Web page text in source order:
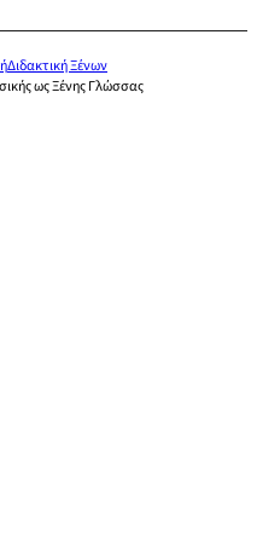
Διδακτική Ξένων
ως Ξένης Γλώσσας